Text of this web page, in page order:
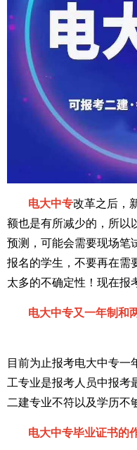
电大中专改革之后，
额也是有所减少的，所以
预测，可能会需要现场笔
报名的学生，不要再在需
太多的不确定性！现在报
电大中专又一年制和
目前为止报考电大中专一
工专业是报考人员中报考
二建专业不符以及学历不
电大中专毕业证书的